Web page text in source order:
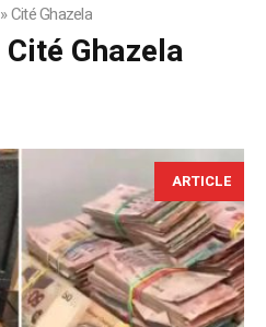
»Cité Ghazela
Cité Ghazela
ARTICLE